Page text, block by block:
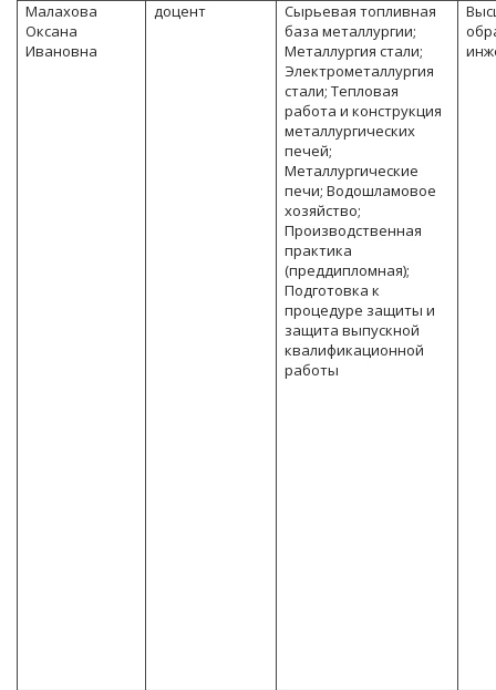
Малахова
Оксана
Ивановна
доцент
Сырьевая топливная
база металлургии;
Металлургия стали;
Электрометаллургия
стали; Тепловая
работа и конструкция
металлургических
печей;
Металлургические
печи; Водошламовое
хозяйство;
Производственная
практика
(преддипломная);
Подготовка к
процедуре защиты и
защита выпускной
квалификационной
работы